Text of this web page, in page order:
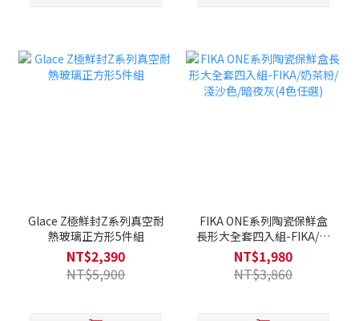
Glace Z極鮮封Z系列真空耐
熱玻璃正方形5件組
NT$2,390
NT$5,900
FIKA ONE系列陶瓷保鮮盒
長形大全套四入組-FIKA/奶
茶粉/淺沙色/暗夜灰(4色任
選)
NT$1,980
NT$3,860